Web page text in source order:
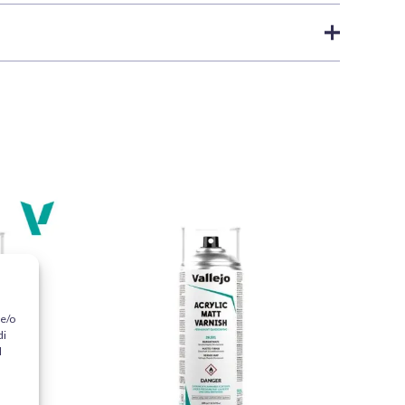
o
Color.
rapida.
a pennello a strati sottili.